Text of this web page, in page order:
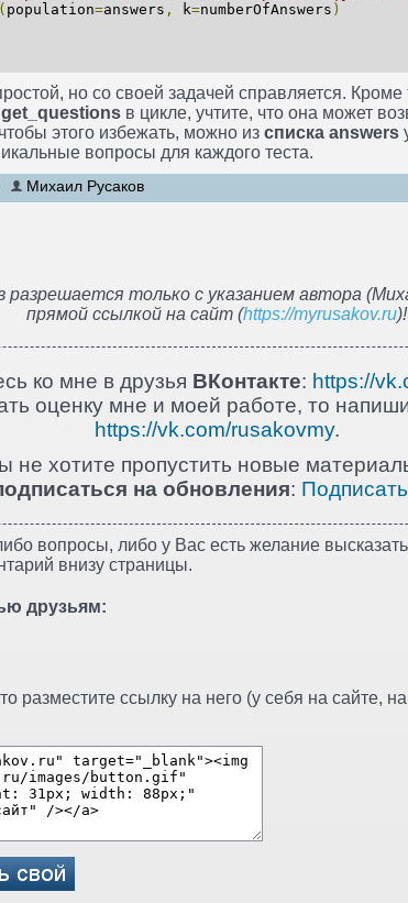
( population=answers , k=numberOfAnswers )
но со своей задачей справляется.
в цикле, учтите, что она может
этого избежать, можно из списка answers
вопросы для каждого теста.
Михаил Русаков
только с указанием автора
прямой ссылкой на сайт (https://myrusakov.ru)!
ко мне в друзья ВКонтакте: https://
оценку мне и моей работе, то
https://vk.com/rusakovmy.
не хотите пропустить новые
на обновления:
вопросы, либо у Вас есть желание
внизу страницы.
друзьям:
разместите ссылку на него (у себя на сайте,